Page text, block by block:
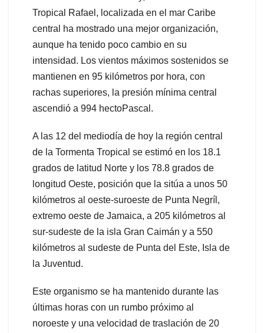
Tropical Rafael, localizada en el mar Caribe
central ha mostrado una mejor organización,
aunque ha tenido poco cambio en su
intensidad. Los vientos máximos sostenidos se
mantienen en 95 kilómetros por hora, con
rachas superiores, la presión mínima central
ascendió a 994 hectoPascal.
A las 12 del mediodía de hoy la región central
de la Tormenta Tropical se estimó en los 18.1
grados de latitud Norte y los 78.8 grados de
longitud Oeste, posición que la sitúa a unos 50
kilómetros al oeste-suroeste de Punta Negríl,
extremo oeste de Jamaica, a 205 kilómetros al
sur-sudeste de la isla Gran Caimán y a 550
kilómetros al sudeste de Punta del Este, Isla de
la Juventud.
Este organismo se ha mantenido durante las
últimas horas con un rumbo próximo al
noroeste y una velocidad de traslación de 20